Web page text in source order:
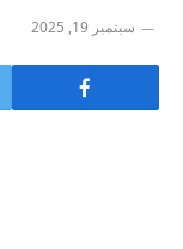
سبتمبر 19, 2025